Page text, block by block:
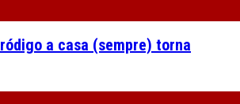
a casa (sempre) torna